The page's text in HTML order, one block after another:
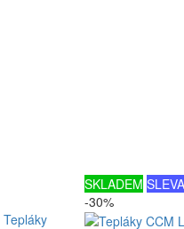
Tepláky
SKLADEM SLEVA
-30%